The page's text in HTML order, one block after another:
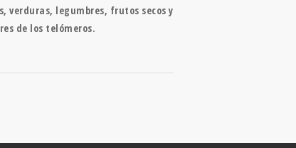
legumbres, frutos secos y
de los telómeros.